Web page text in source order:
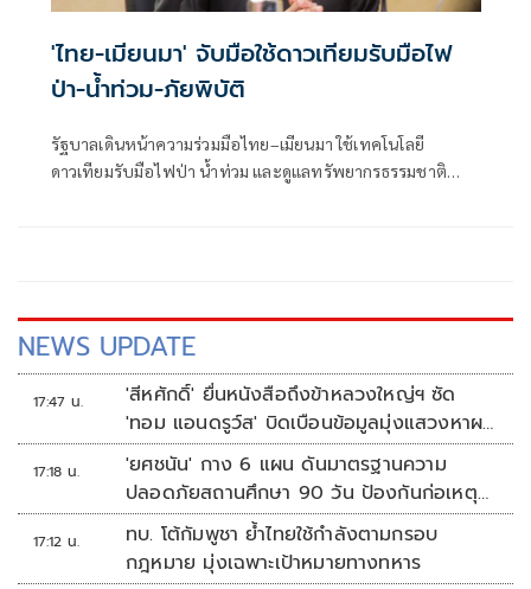
'ไทย-เมียนมา' จับมือใช้ดาวเทียมรับมือไฟ
ป่า-น้ำท่วม-ภัยพิบัติ
รัฐบาลเดินหน้าความร่วมมือไทย–เมียนมา ใช้เทคโนโลยี
ดาวเทียมรับมือไฟป่า น้ำท่วม และดูแลทรัพยากรธรรมชาติ
NEWS UPDATE
17:47 น.
'สีหศักดิ์' ยื่นหนังสือถึงข้าหลวงใหญ่ฯ ซัด
'ทอม แอนดรูว์ส' บิดเบือนข้อมูลมุ่งแสวงหาผล
ประโยชน์ทางการเมือง
17:18 น.
'ยศชนัน' กาง 6 แผน ดันมาตรฐานความ
ปลอดภัยสถานศึกษา 90 วัน ป้องกันก่อเหตุ
รุนแรง
17:12 น.
ทบ. โต้กัมพูชา ย้ำไทยใช้กำลังตามกรอบ
กฎหมาย มุ่งเฉพาะเป้าหมายทางทหาร